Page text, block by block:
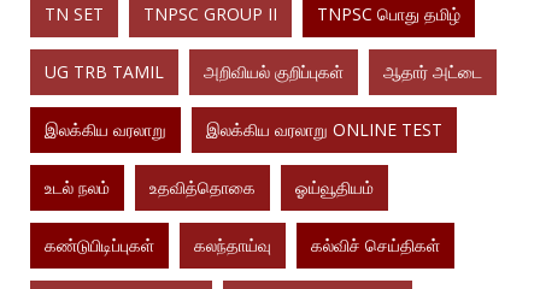
TN SET TNPSC GROUP II TNPSC பொது தமிழ்
UG TRB TAMIL அறிவியல் குறிப்புகள் ஆதார் அட்டை
இலக்கிய வரலாறு இலக்கிய வரலாறு ONLINE TEST
உடல் நலம் உதவித்தொகை ஓய்வூதியம்
கண்டுபிடிப்புகள் கலந்தாய்வு கல்விச் செய்திகள்